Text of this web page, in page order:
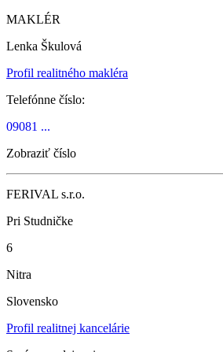
MAKLÉR
Lenka Škulová
Profil realitného makléra
Telefónne číslo:
09081 ...
Zobraziť číslo
FERIVAL s.r.o.
Pri Studničke
6
Nitra
Slovensko
Profil realitnej kancelárie